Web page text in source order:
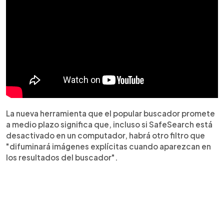
La nueva herramienta que el popular buscador promete
a medio plazo significa que, incluso si SafeSearch está
desactivado en un computador, habrá otro filtro que
"difuminará imágenes explícitas cuando aparezcan en
los resultados del buscador".